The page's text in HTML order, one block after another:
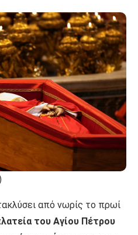
από νωρίς το πρωί
του Αγίου Πέτρου